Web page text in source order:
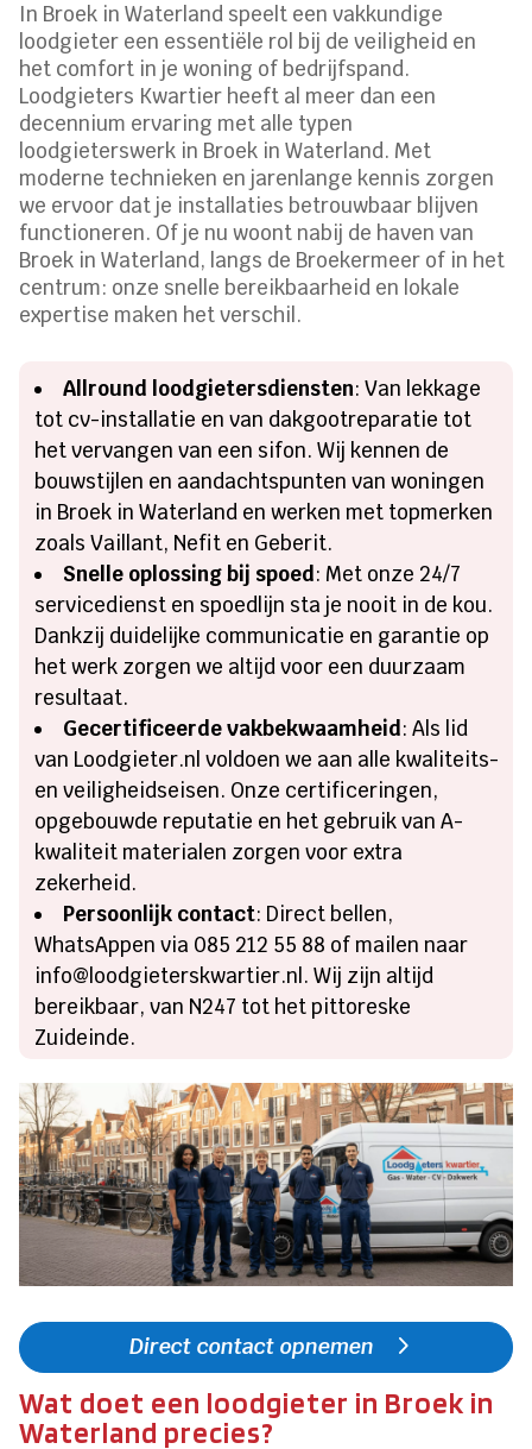
In Broek in Waterland speelt een vakkundige
loodgieter een essentiële rol bij de veiligheid en
het comfort in je woning of bedrijfspand.
Loodgieters Kwartier heeft al meer dan een
decennium ervaring met alle typen
loodgieterswerk in Broek in Waterland. Met
moderne technieken en jarenlange kennis zorgen
we ervoor dat je installaties betrouwbaar blijven
functioneren. Of je nu woont nabij de haven van
Broek in Waterland, langs de Broekermeer of in het
centrum: onze snelle bereikbaarheid en lokale
expertise maken het verschil.
Allround loodgietersdiensten: Van lekkage
tot cv-installatie en van dakgootreparatie tot
het vervangen van een sifon. Wij kennen de
bouwstijlen en aandachtspunten van woningen
in Broek in Waterland en werken met topmerken
zoals Vaillant, Nefit en Geberit.
Snelle oplossing bij spoed: Met onze 24/7
servicedienst en spoedlijn sta je nooit in de kou.
Dankzij duidelijke communicatie en garantie op
het werk zorgen we altijd voor een duurzaam
resultaat.
Gecertificeerde vakbekwaamheid: Als lid
van Loodgieter.nl voldoen we aan alle kwaliteits-
en veiligheidseisen. Onze certificeringen,
opgebouwde reputatie en het gebruik van A-
kwaliteit materialen zorgen voor extra
zekerheid.
Persoonlijk contact: Direct bellen,
WhatsAppen via 085 212 55 88 of mailen naar
info@loodgieterskwartier.nl. Wij zijn altijd
bereikbaar, van N247 tot het pittoreske
Zuideinde.
Direct contact opnemen
Wat doet een loodgieter in Broek in
Waterland precies?